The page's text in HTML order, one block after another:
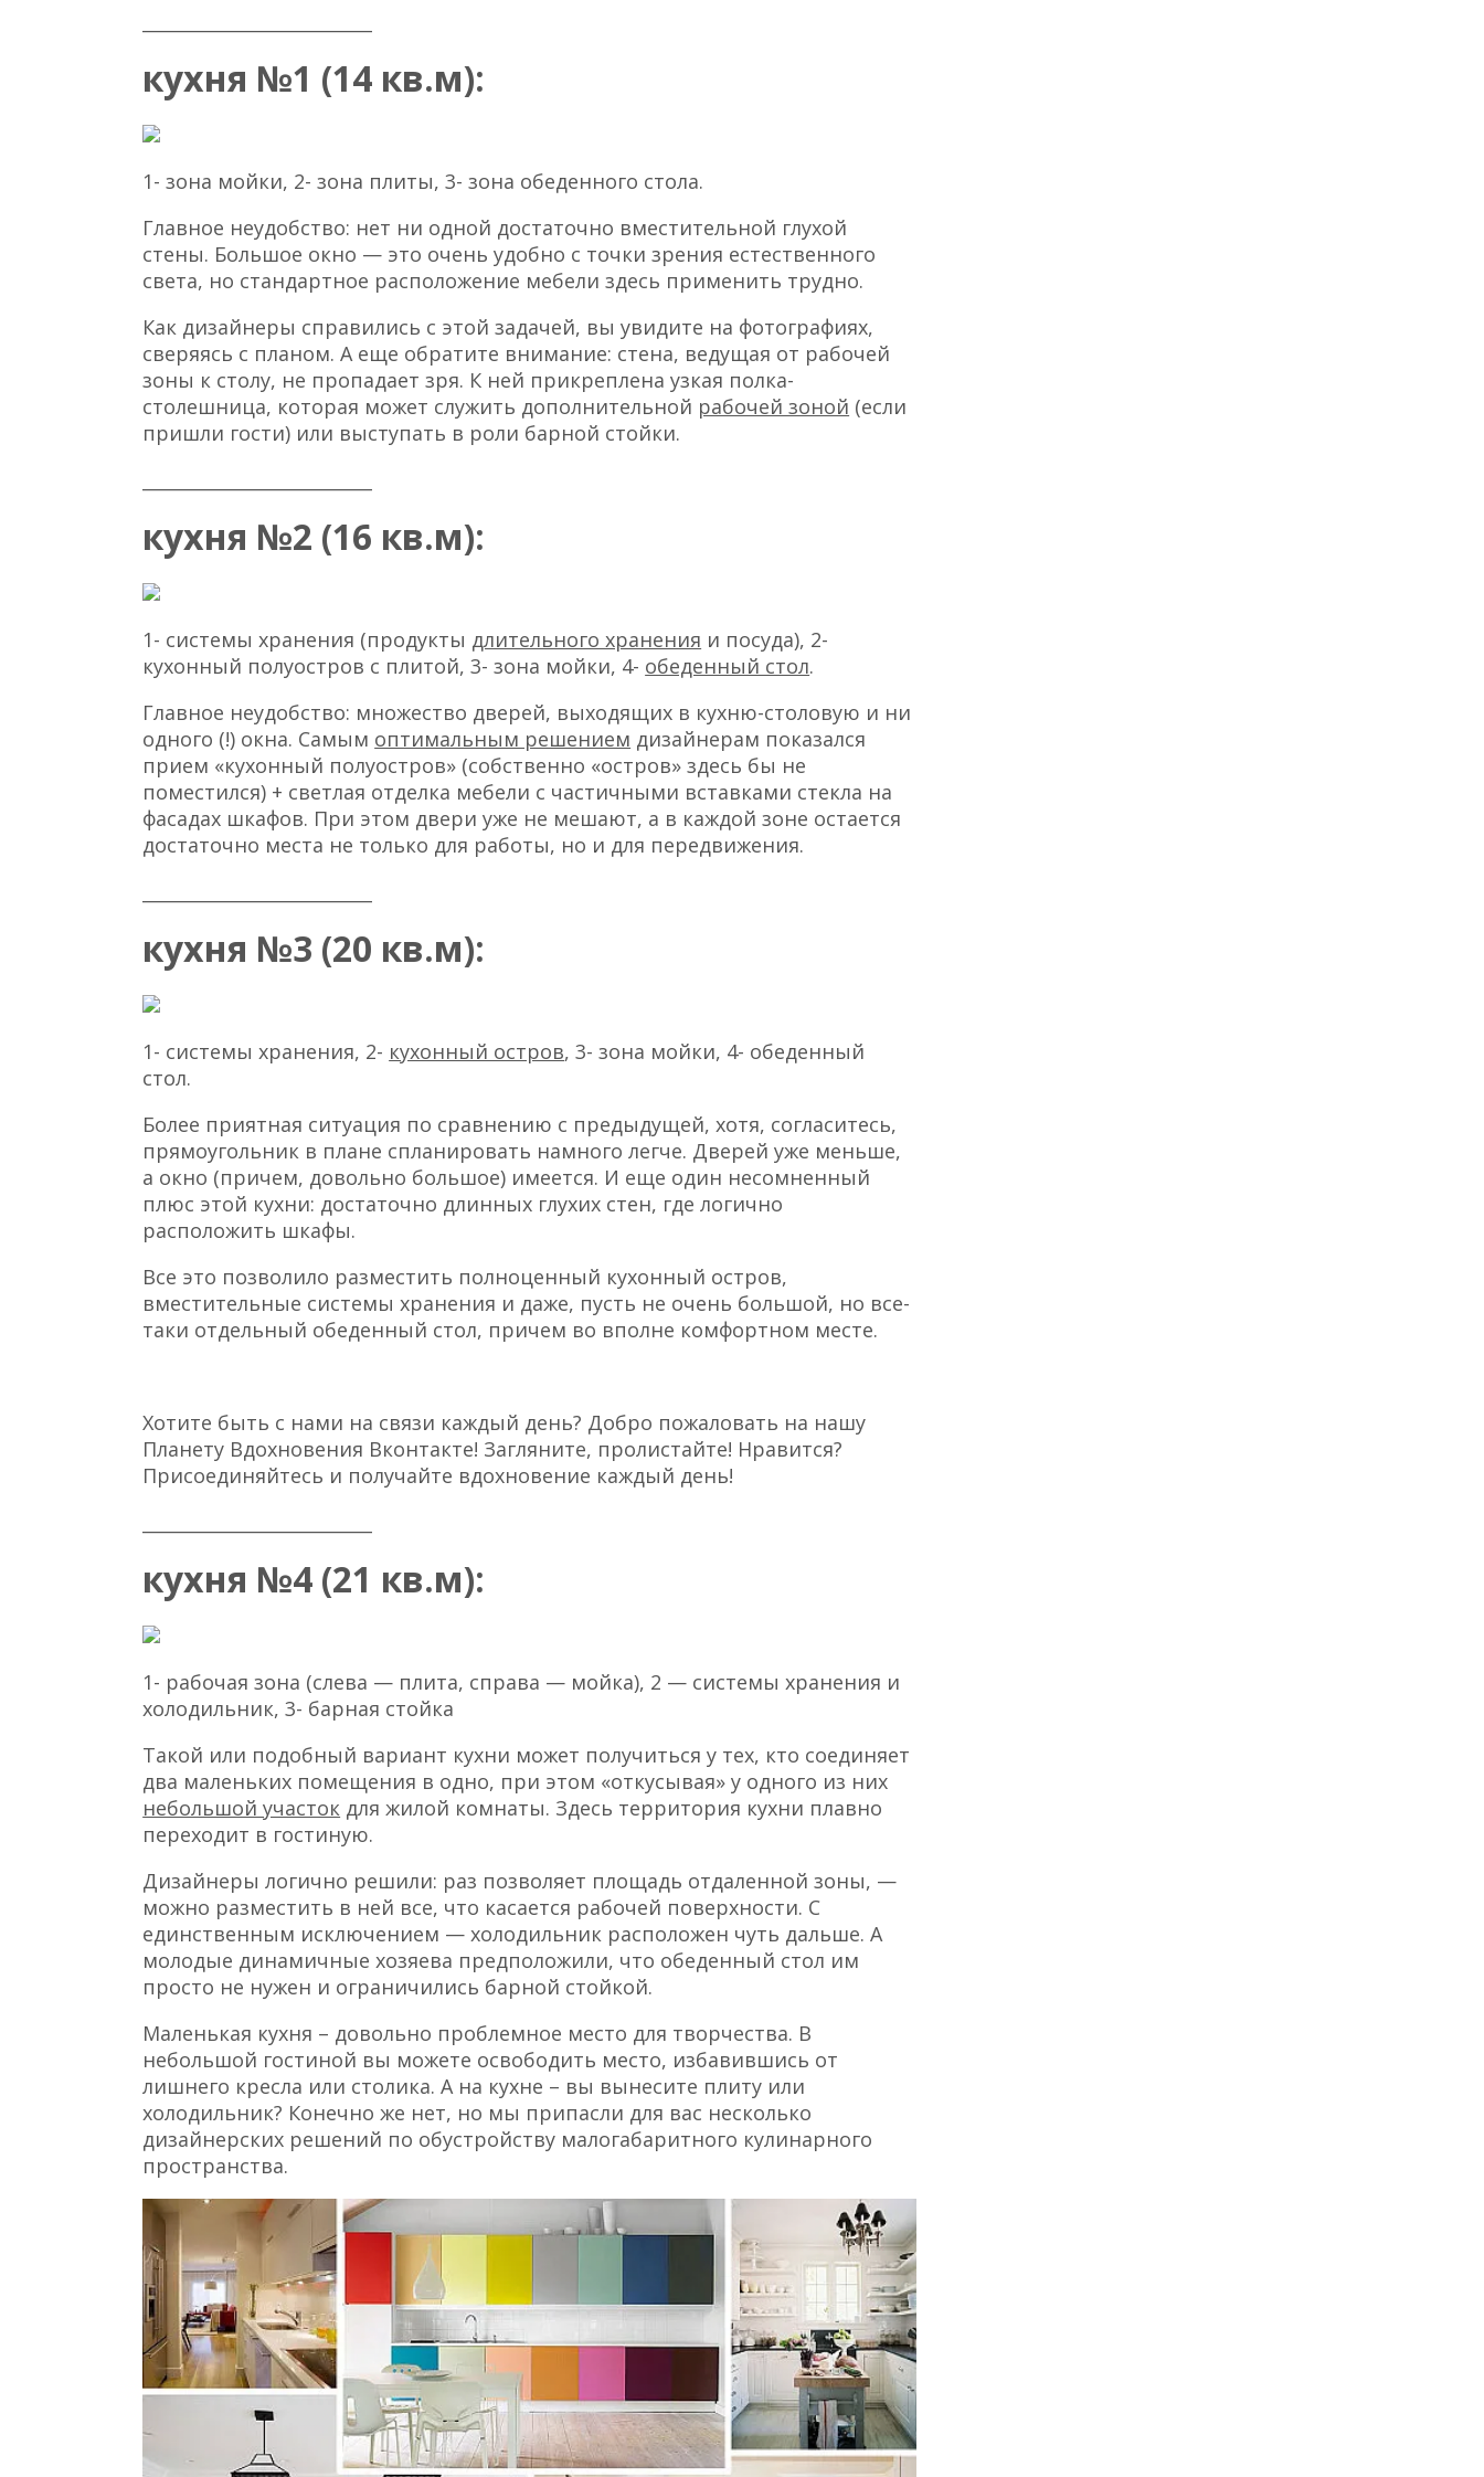
кухня №1 (14 кв.м):
1- зона мойки, 2- зона плиты, 3- зона обеденного стола.
Главное неудобство: нет ни одной достаточно вместительной глухой
стены. Большое окно — это очень удобно с точки зрения естественного
света, но стандартное расположение мебели здесь применить трудно.
Как дизайнеры справились с этой задачей, вы увидите на фотографиях,
сверяясь с планом. А еще обратите внимание: стена, ведущая от рабочей
зоны к столу, не пропадает зря. К ней прикреплена узкая полка-
столешница, которая может служить дополнительной рабочей зоной (если
пришли гости) или выступать в роли барной стойки.
кухня №2 (16 кв.м):
1- системы хранения (продукты длительного хранения и посуда), 2-
кухонный полуостров с плитой, 3- зона мойки, 4- обеденный стол.
Главное неудобство: множество дверей, выходящих в кухню-столовую и ни
одного (!) окна. Самым оптимальным решением дизайнерам показался
прием «кухонный полуостров» (собственно «остров» здесь бы не
поместился) + светлая отделка мебели с частичными вставками стекла на
фасадах шкафов. При этом двери уже не мешают, а в каждой зоне остается
достаточно места не только для работы, но и для передвижения.
кухня №3 (20 кв.м):
1- системы хранения, 2- кухонный остров, 3- зона мойки, 4- обеденный
стол.
Более приятная ситуация по сравнению с предыдущей, хотя, согласитесь,
прямоугольник в плане спланировать намного легче. Дверей уже меньше,
а окно (причем, довольно большое) имеется. И еще один несомненный
плюс этой кухни: достаточно длинных глухих стен, где логично
расположить шкафы.
Все это позволило разместить полноценный кухонный остров,
вместительные системы хранения и даже, пусть не очень большой, но все-
таки отдельный обеденный стол, причем во вполне комфортном месте.
Хотите быть с нами на связи каждый день? Добро пожаловать на нашу
Планету Вдохновения Вконтакте! Загляните, пролистайте! Нравится?
Присоединяйтесь и получайте вдохновение каждый день!
кухня №4 (21 кв.м):
1- рабочая зона (слева — плита, справа — мойка), 2 — системы хранения и
холодильник, 3- барная стойка
Такой или подобный вариант кухни может получиться у тех, кто соединяет
два маленьких помещения в одно, при этом «откусывая» у одного из них
небольшой участок для жилой комнаты. Здесь территория кухни плавно
переходит в гостиную.
Дизайнеры логично решили: раз позволяет площадь отдаленной зоны, —
можно разместить в ней все, что касается рабочей поверхности. С
единственным исключением — холодильник расположен чуть дальше. А
молодые динамичные хозяева предположили, что обеденный стол им
просто не нужен и ограничились барной стойкой.
Маленькая кухня – довольно проблемное место для творчества. В
небольшой гостиной вы можете освободить место, избавившись от
лишнего кресла или столика. А на кухне – вы вынесите плиту или
холодильник? Конечно же нет, но мы припасли для вас несколько
дизайнерских решений по обустройству малогабаритного кулинарного
пространства.